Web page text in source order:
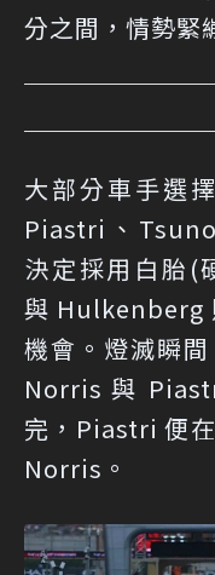
分之間，情勢緊
大部分車手選
Piastri、
決定採用白胎
與 Hulkenberg
機會。燈滅瞬
Norris 與
完，Piastri 便
Norris。